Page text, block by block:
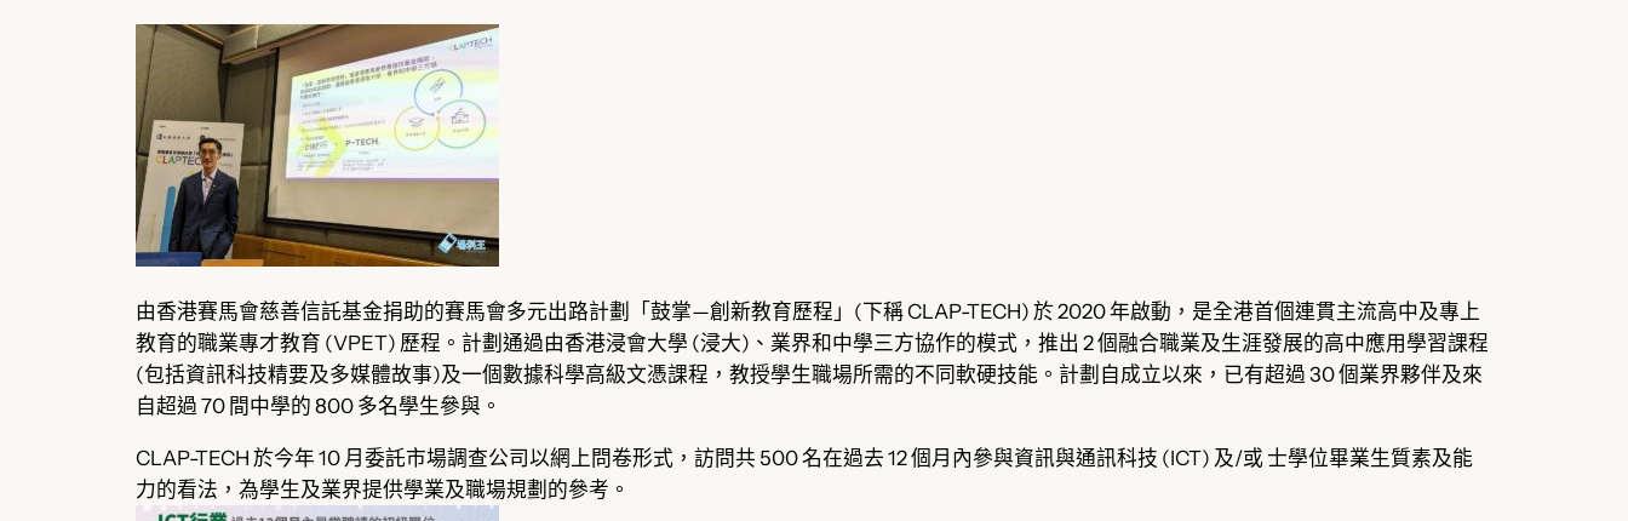
由香港賽馬會慈善信託基金捐助的賽馬會多元出路計劃「鼓掌—創新教育歷程」(下稱 CLAP-TECH) 於 2020 年啟動，是全港首個連貫主流高中及專上
教育的職業專才教育 (VPET) 歷程。計劃通過由香港浸會大學 (浸大)、業界和中學三方協作的模式，推出 2 個融合職業及生涯發展的高中應用學習課程
(包括資訊科技精要及多媒體故事)及一個數據科學高級文憑課程，教授學生職場所需的不同軟硬技能。計劃自成立以來，已有超過 30 個業界夥伴及來
自超過 70 間中學的 800 多名學生參與。
CLAP-TECH 於今年 10 月委託市場調查公司以網上問卷形式，訪問共 500 名在過去 12 個月內參與資訊與通訊科技 (ICT) 及/或 士學位畢業生質素及能
力的看法，為學生及業界提供學業及職場規劃的參考。